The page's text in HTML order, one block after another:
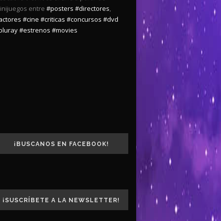
entre #posters #directores,
#cine #criticas #concursos #dvd
#estrenos #movies
¡BUSCANOS EN FACEBOOK!
¡SUSCRÍBETE A LA NEWSLETTER!